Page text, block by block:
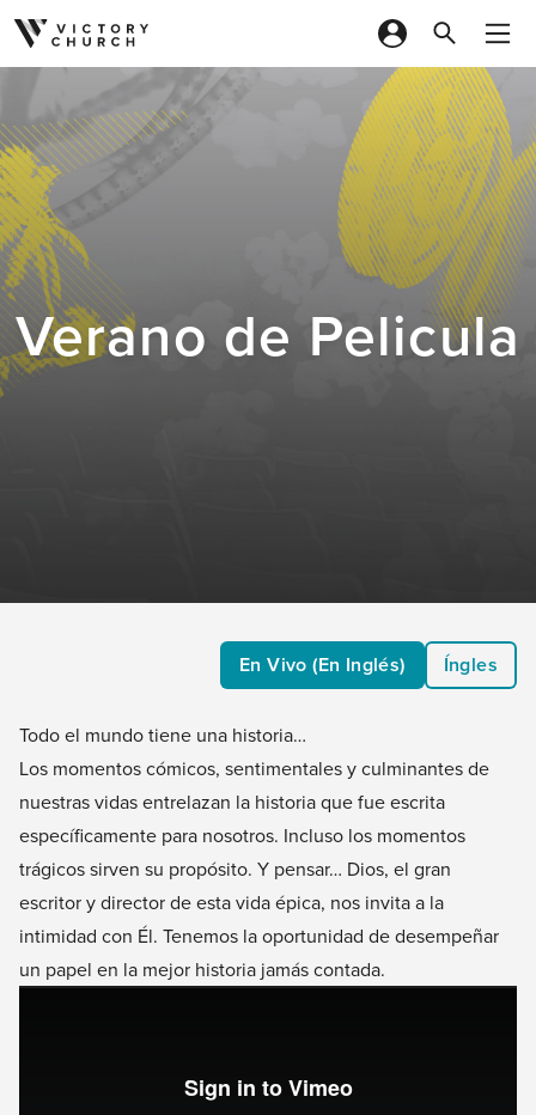
Skip to content
Verano de Pelicula
En Vivo (En Inglés) Íngles
Todo el mundo tiene una historia…
Los momentos cómicos, sentimentales y culminantes de
nuestras vidas entrelazan la historia que fue escrita
específicamente para nosotros. Incluso los momentos
trágicos sirven su propósito. Y pensar… Dios, el gran
escritor y director de esta vida épica, nos invita a la
intimidad con Él. Tenemos la oportunidad de desempeñar
un papel en la mejor historia jamás contada.